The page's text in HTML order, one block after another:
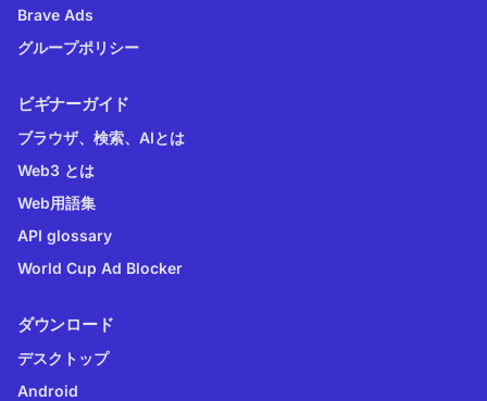
Brave Ads
グループポリシー
ビギナーガイド
ブラウザ、検索、AIとは
Web3 とは
Web用語集
API glossary
World Cup Ad Blocker
ダウンロード
デスクトップ
Android